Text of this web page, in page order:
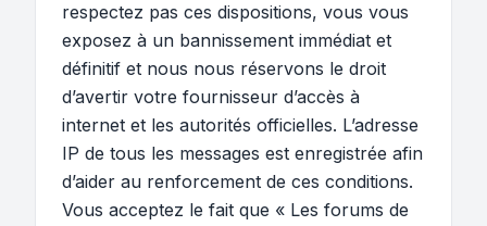
respectez pas ces dispositions, vous vous
exposez à un bannissement immédiat et
définitif et nous nous réservons le droit
d’avertir votre fournisseur d’accès à
internet et les autorités officielles. L’adresse
IP de tous les messages est enregistrée afin
d’aider au renforcement de ces conditions.
Vous acceptez le fait que « Les forums de